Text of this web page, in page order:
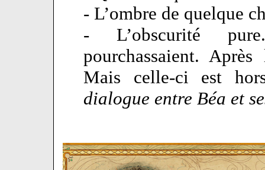
- L’ombre de quelque
- L’obscurité
pourchassaient.
Mais celle-ci est
dialogue entre Béa et